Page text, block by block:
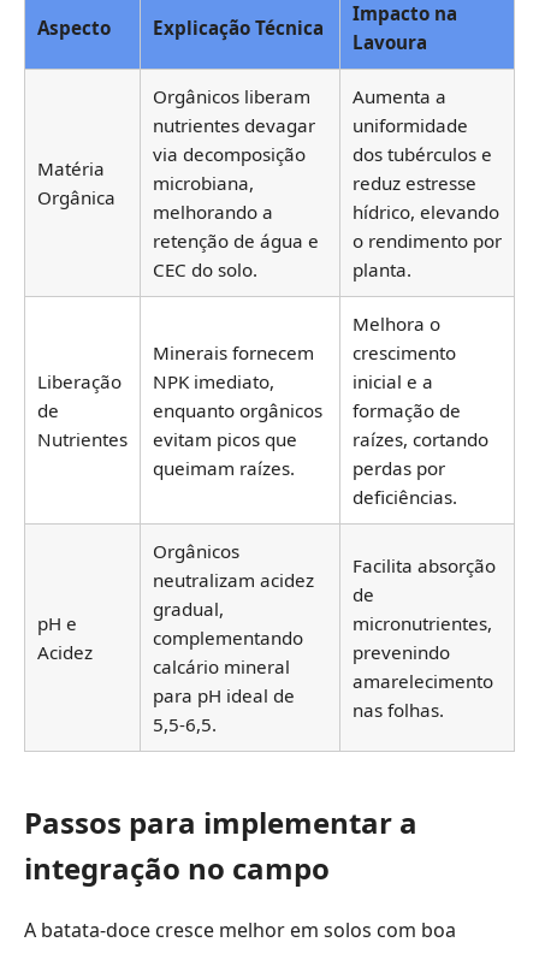
Aspecto Explicação Técnica
Impacto na
Lavoura
Matéria
Orgânica
Orgânicos liberam
nutrientes devagar
via decomposição
microbiana,
melhorando a
retenção de água e
CEC do solo.
Aumenta a
uniformidade
dos tubérculos e
reduz estresse
hídrico, elevando
o rendimento por
planta.
Liberação
de
Nutrientes
Minerais fornecem
NPK imediato,
enquanto orgânicos
evitam picos que
queimam raízes.
Melhora o
crescimento
inicial e a
formação de
raízes, cortando
perdas por
deficiências.
pH e
Acidez
Orgânicos
neutralizam acidez
gradual,
complementando
calcário mineral
para pH ideal de
5,5-6,5.
Facilita absorção
de
micronutrientes,
prevenindo
amarelecimento
nas folhas.
Passos para implementar a
integração no campo
A batata-doce cresce melhor em solos com boa